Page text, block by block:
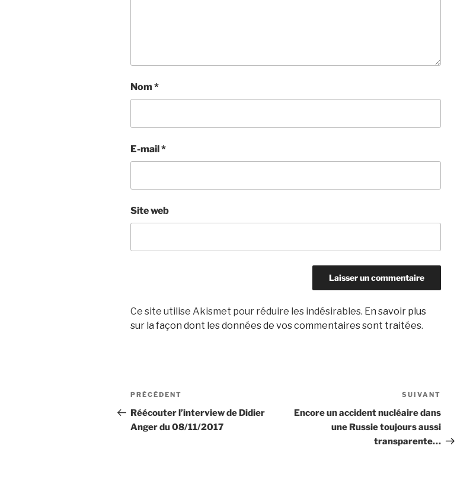
Nom *
E-mail*
Site web
Ce site utilise Akismet pour réduire les indésirables. En savoir plus
sur la façon dont les données de vos commentaires sont traitées.
Navigation
de
l’article
Article
précédent
PRÉCÉDENT
Réécouter l’interview de Didier
Anger du 08/11/2017
suivant
SUIVANT
Encore un accident nucléaire dans
une Russie toujours aussi
transparente…